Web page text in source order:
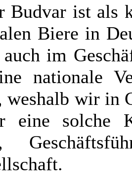
Budvar ist als
Biere in
im
nationale
weshalb wir in
eine solche